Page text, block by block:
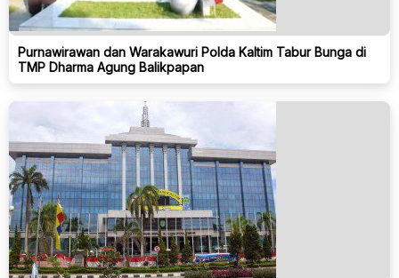
Purnawirawan dan Warakawuri Polda Kaltim Tabur Bunga di
TMP Dharma Agung Balikpapan